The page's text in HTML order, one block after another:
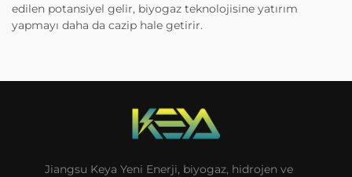
edilen potansiyel gelir, biyogaz teknolojisine yatırım
yapmayı daha da cazip hale getirir.
Jiangsu Keya Yeni Enerji, biyogaz, hidrojen ve